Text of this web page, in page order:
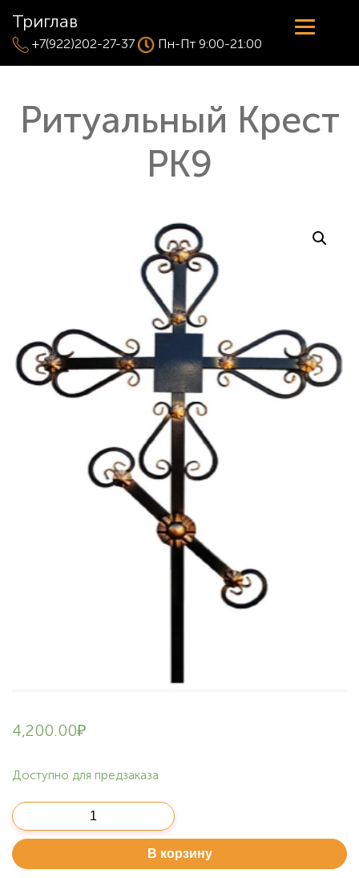
Триглав
+7(922)202-27-37 Пн-Пт 9:00-21:00
Ритуальный Крест
РК9
4,200.00₽
Доступно для предзаказа
Количество
Ритуальный
Крест
РК9
В корзину